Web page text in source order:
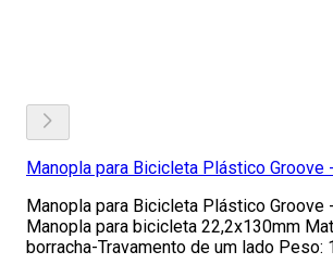
Manopla para Bicicleta Plástico Groove
Manopla para Bicicleta Plástico Groove
Manopla para bicicleta 22,2x130mm
borracha-Travamento de um lado Peso: